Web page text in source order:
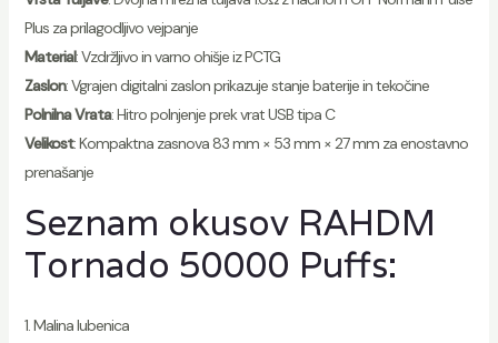
Plus za prilagodljivo vejpanje
Material: Vzdržljivo in varno ohišje iz PCTG
Zaslon: Vgrajen digitalni zaslon prikazuje stanje baterije in tekočine
Polnilna Vrata: Hitro polnjenje prek vrat USB tipa C
Velikost: Kompaktna zasnova 83 mm × 53 mm × 27 mm za enostavno
prenašanje
Seznam okusov RAHDM
Tornado 50000 Puffs:
1. Malina lubenica